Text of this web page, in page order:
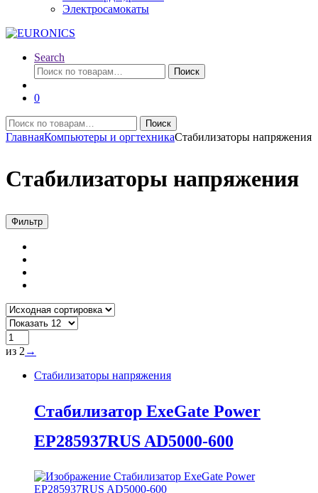
Электросамокаты
Search
Искать:
Поиск
0
Искать:
Поиск
ГлавнаяКомпьютеры и оргтехникаСтабилизаторы напряжения
Стабилизаторы напряжения
Фильтр
из 2 →
Стабилизаторы напряжения
Стабилизатор ExeGate Power
EP285937RUS AD5000-600